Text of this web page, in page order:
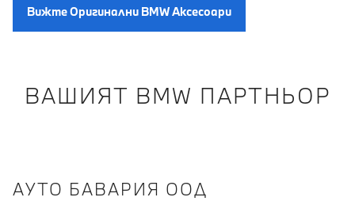
Вижте Oригинални BMW Aксесоари
ВАШИЯТ BMW ПАРТНЬОР
АУТО БАВАРИЯ ООД